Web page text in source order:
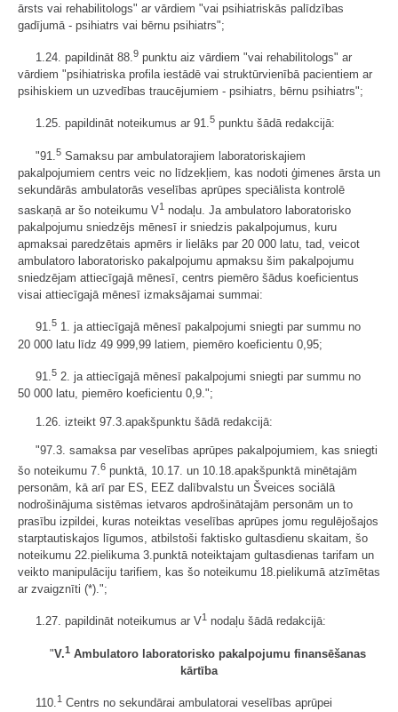
ārsts vai rehabilitologs" ar vārdiem "vai psihiatriskās palīdzības
gadījumā - psihiatrs vai bērnu psihiatrs";
1.24. papildināt 88.9 punktu aiz vārdiem "vai rehabilitologs" ar
vārdiem "psihiatriska profila iestādē vai struktūrvienībā pacientiem ar
psihiskiem un uzvedības traucējumiem - psihiatrs, bērnu psihiatrs";
1.25. papildināt noteikumus ar 91.5 punktu šādā redakcijā:
"91. 5 Samaksu par ambulatorajiem laboratoriskajiem
pakalpojumiem centrs veic no līdzekļiem, kas nodoti ģimenes ārsta un
sekundārās ambulatorās veselības aprūpes speciālista kontrolē
saskaņā ar šo noteikumu V1 nodaļu. Ja ambulatoro laboratorisko
pakalpojumu sniedzējs mēnesī ir sniedzis pakalpojumus, kuru
apmaksai paredzētais apmērs ir lielāks par 20 000 latu, tad, veicot
ambulatoro laboratorisko pakalpojumu apmaksu šim pakalpojumu
sniedzējam attiecīgajā mēnesī, centrs piemēro šādus koeficientus
visai attiecīgajā mēnesī izmaksājamai summai:
91.5 1. ja attiecīgajā mēnesī pakalpojumi sniegti par summu no
20 000 latu līdz 49 999,99 latiem, piemēro koeficientu 0,95;
91. 5 2. ja attiecīgajā mēnesī pakalpojumi sniegti par summu no
50 000 latu, piemēro koeficientu 0,9.";
1.26. izteikt 97.3.apakšpunktu šādā redakcijā:
"97.3. samaksa par veselības aprūpes pakalpojumiem, kas sniegti
šo noteikumu 7.6 punktā, 10.17. un 10.18.apakšpunktā minētajām
personām, kā arī par ES, EEZ dalībvalstu un Šveices sociālā
nodrošinājuma sistēmas ietvaros apdrošinātajām personām un to
prasību izpildei, kuras noteiktas veselības aprūpes jomu regulējošajos
starptautiskajos līgumos, atbilstoši faktisko gultasdienu skaitam, šo
noteikumu 22.pielikuma 3.punktā noteiktajam gultasdienas tarifam un
veikto manipulāciju tarifiem, kas šo noteikumu 18.pielikumā atzīmētas
ar zvaigznīti (*).";
1.27. papildināt noteikumus ar V1 nodaļu šādā redakcijā:
"V.1 Ambulatoro laboratorisko pakalpojumu finansēšanas
kārtība
110.1 Centrs no sekundārai ambulatorai veselības aprūpei